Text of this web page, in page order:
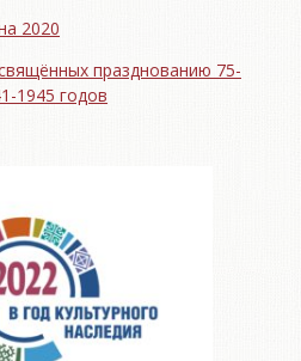
2020
празднованию 75-
1945 годов